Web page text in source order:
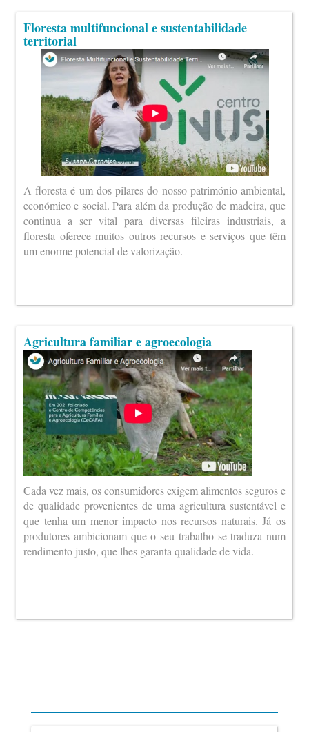
Floresta multifuncional e sustentabilidade
territorial
A floresta é um dos pilares do nosso património ambiental,
económico e social. Para além da produção de madeira, que
continua a ser vital para diversas fileiras industriais, a
floresta oferece muitos outros recursos e serviços que têm
um enorme potencial de valorização.
Agricultura familiar e agroecologia
Cada vez mais, os consumidores exigem alimentos seguros e
de qualidade provenientes de uma agricultura sustentável e
que tenha um menor impacto nos recursos naturais. Já os
produtores ambicionam que o seu trabalho se traduza num
rendimento justo, que lhes garanta qualidade de vida.